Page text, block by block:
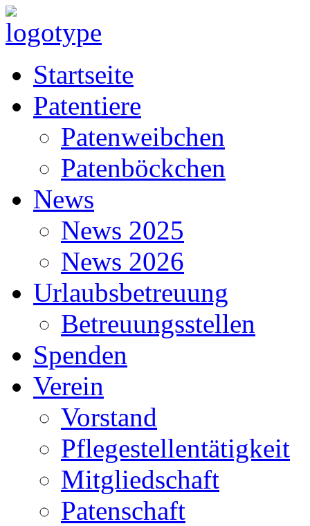
Startseite
Patentiere
Patenweibchen
Patenböckchen
News
News 2025
News 2026
Urlaubsbetreuung
Betreuungsstellen
Spenden
Verein
Vorstand
Pflegestellentätigkeit
Mitgliedschaft
Patenschaft